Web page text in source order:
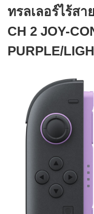
ทรลเลอร์ไร้สา
CH 2 JOY-
PURPLE/